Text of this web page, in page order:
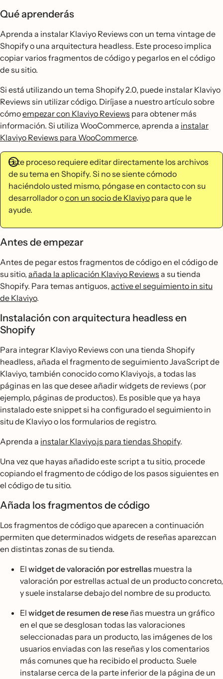
Qué aprenderás
Aprenda a instalar Klaviyo Reviews con un tema vintage de
Shopify o una arquitectura headless. Este proceso implica
copiar varios fragmentos de código y pegarlos en el código
de su sitio.
Si está utilizando un tema Shopify 2.0, puede instalar Klaviyo
Reviews sin utilizar código. Diríjase a nuestro artículo sobre
cómoempezar con Klaviyo Reviews para obtener más
información. Si utiliza WooCommerce, aprenda a instalar
Klaviyo Reviews para WooCommerce.
Este proceso requiere editar directamente los archivos
de su tema en Shopify. Si no se siente cómodo
haciéndolo usted mismo, póngase en contacto con su
desarrollador ocon un socio de Klaviyo para que le
ayude.
Antes de empezar
Antes de pegar estos fragmentos de código en el código de
su sitio, añada la aplicación Klaviyo Reviews a su tienda
Shopify. Para temas antiguos, active el seguimiento in situ
de Klaviyo.
Instalación con arquitectura headless en
Shopify
Para integrar Klaviyo Reviews con una tienda Shopify
headless, añada el fragmento de seguimiento JavaScript de
Klaviyo, también conocido como Klaviyo.js, a todas las
páginas en las que desee añadir widgets de reviews (por
ejemplo, páginas de productos). Es posible que ya haya
instalado este snippet si ha configurado el seguimiento in
situ de Klaviyo o los formularios de registro.
Aprenda a instalar Klaviyo.js para tiendas Shopify.
Una vez que hayas añadido este script a tu sitio, procede
copiando el fragmento de código de los pasos siguientes en
el código de tu sitio.
Añada los fragmentos de código
Los fragmentos de código que aparecen a continuación
permiten que determinados widgets de reseñas aparezcan
en distintas zonas de su tienda.
El widget de valoración por estrellas muestra la
valoración por estrellas actual de un producto concreto,
y suele instalarse debajo del nombre de su producto.
El widget de resumen de rese ñas muestra un gráfico
en el que se desglosan todas las valoraciones
seleccionadas para un producto, las imágenes de los
usuarios enviadas con las reseñas y los comentarios
más comunes que ha recibido el producto. Suele
instalarse cerca de la parte inferior de la página de un